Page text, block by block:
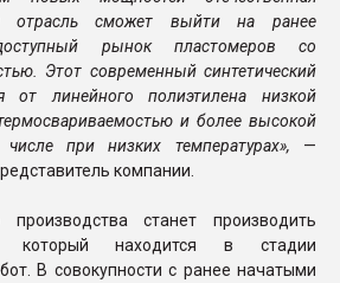
отрасль сможет выйти на ранее
рынок пластомеров со
Этот современный синтетический
от линейного полиэтилена низкой
и более высокой
при низких температурах», —
компании.
станет производить
который находится в стадии
В совокупности с ранее начатыми